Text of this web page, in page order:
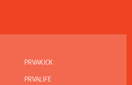
PRVAKICK
PRVALIFE